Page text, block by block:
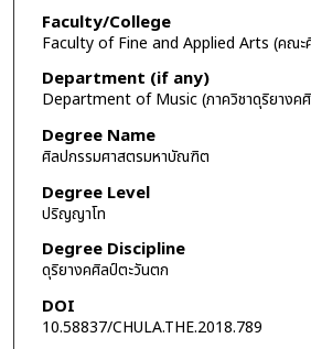
Faculty/College
Faculty of Fine and Applied Arts (คณะ
Department (if any)
Department of Music (ภาควิชาดุริยางค
Degree Name
ศิลปกรรมศาสตรมหาบัณฑิต
Degree Level
ปริญญาโท
Degree Discipline
ดุริยางคศิลป์ตะวันตก
DOI
10.58837/CHULA.THE.2018.789